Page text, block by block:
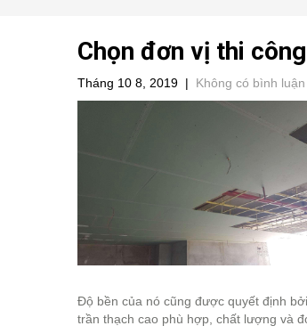
Chọn đơn vị thi
Tháng 10 8, 2019 | Không có bình luận
Độ bền của nó cũng được quyết định
trần thạch cao phù hợp, chất lượng và